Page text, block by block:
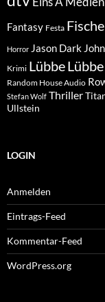
Fantasy Festa
Horror Jason Dark
Krimi Lübbe
Random House Audio
Stefan Wolf Thriller
Ullstein
LOGIN
Anmelden
Eintrags-Feed
Kommentar-Feed
WordPress.org